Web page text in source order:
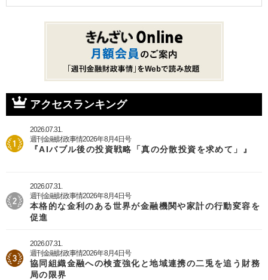
アクセスランキング
2026.07.31.
週刊金融財政事情2026年8月4日号
『AIバブル後の投資戦略「真の分散投資を求めて」』
2026.07.31.
週刊金融財政事情2026年8月4日号
本格的な金利のある世界が金融機関や家計の行動変容を
促進
2026.07.31.
週刊金融財政事情2026年8月4日号
協同組織金融への検査強化と地域連携の二兎を追う財務
局の限界